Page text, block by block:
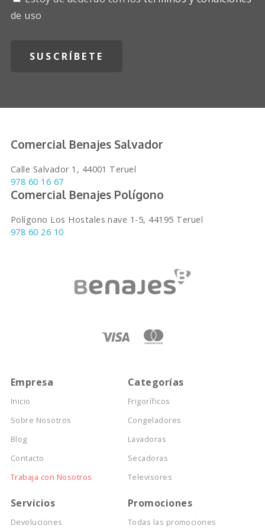
de uso
Comercial Benajes Salvador
Calle Salvador 1, 44001 Teruel
978 60 16 67
Comercial Benajes Polígono
Polígono Los Hostales nave 1-5, 44195 Teruel
978 60 26 10
Empresa
Inicio
Sobre Nosotros
Blog
Contacto
Trabaja con Nosotros
Categorías
Frigoríficos
Congeladores
Lavadoras
Secadoras
Televisores
Servicios
Devoluciones
Promociones
Todas las promociones